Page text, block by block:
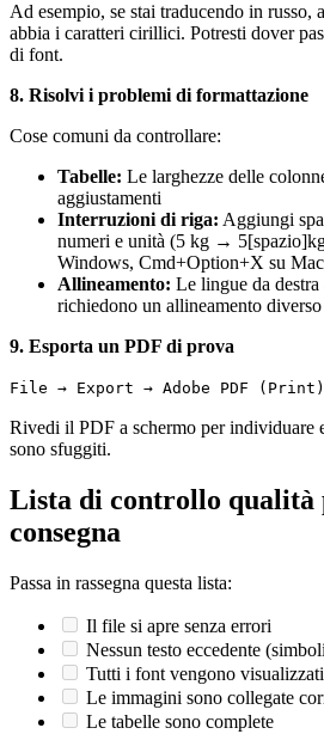
Ad esempio, se stai traducendo in russo,
abbia i caratteri cirillici. Potresti dover
di font.
8. Risolvi i problemi di formattazione
Cose comuni da controllare:
Tabelle: Le larghezze delle
aggiustamenti
Interruzioni di riga: Aggiungi
numeri e unità (5 kg →
Windows, Cmd+Option+X su
Allineamento: Le lingue da destra
richiedono un allineamento diverso
9. Esporta un PDF di prova
File → Export → Adobe PDF (Print)
Rivedi il PDF a schermo per individuare
sono sfuggiti.
Lista di controllo qualità
consegna
Passa in rassegna questa lista:
Il file si apre senza errori
Nessun testo eccedente
Tutti i font vengono
Le immagini sono collegate
Le tabelle sono complete